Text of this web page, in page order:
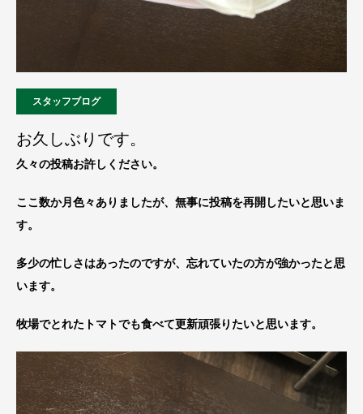
スタッフブログ
お久しぶりです。
久々の投稿お許しください。
ここ数か月色々ありましたが、無事に投稿を再開したいと思いま
す。
多少の忙しさはあったのですが、忘れていたの方が強かったと思
います。
牧場でとれたトマトでも食べて更新頑張りたいと思います。